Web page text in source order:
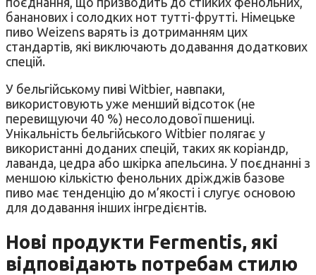
бананових і солодких нот тутті-фрутті. Німецьке
пиво Weizens варять із дотриманням цих
стандартів, які виключають додавання додаткових
спецій.
У бельгійському пиві Witbier, навпаки,
використовують уже менший відсоток (не
перевищуючи 40 %) несолодової пшениці.
Унікальність бельгійського Witbier полягає у
використанні доданих спецій, таких як коріандр,
лаванда, цедра або шкірка апельсина. У поєднанні з
меншою кількістю фенольних дріжджів базове
пиво має тенденцію до м’якості і слугує основою
для додавання інших інгредієнтів.
Нові продукти Fermentis, які
відповідають потребам стилю